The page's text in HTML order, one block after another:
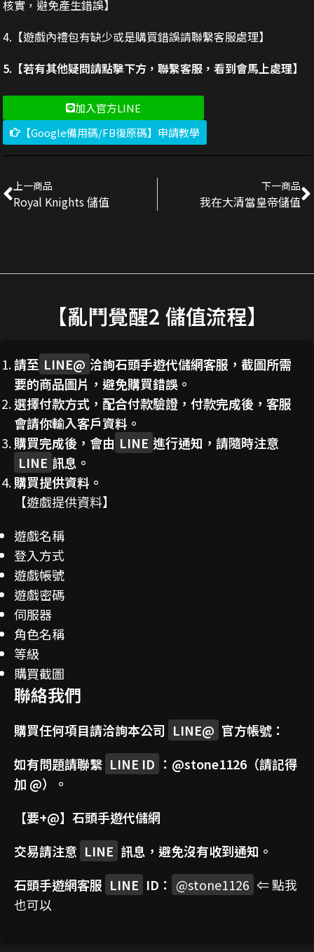
核實，避免產生錯誤】
4.【遊戲內禮包有缺少或是購買錯誤請聯繫客服處理】
5.【若有其他疑問請點擊下方，聯繫客服，看到會馬上處理】
加入官方LINE
【Google備用碼/FB復原碼】申請教學
上一商品
Royal Knights 儲值
下一商品
我在大清當皇帝儲值
【亂鬥覺醒2 儲值流程】
請至 LINE@ 洽詢石頭手遊代儲網客服，截圖所需
要的商品圖片，避免購買錯誤。
選擇付款方式，配合付款驗證，付款完成後，客服
會請你輸入客戶資料。
購買完成後，會由 LINE 進行通知，請隨時注意
LINE 訊息。
購買提供資料。
【遊戲提供資料】
遊戲名稱
登入方式
遊戲帳號
遊戲密碼
伺服器
角色名稱
等級
購買截圖
聯絡我們
購買任何項目請洽詢本公司 LINE@ 官方帳號：
如有問題請聯繫 LINE ID ： @stone1126 （請記得
加 @）。
【要+@】 石頭手遊代儲網
交易請注意 LINE 訊息，避免沒有收到通知。
石頭手遊網客服 LINE ID： @stone1126 ⇐ 點我
也可以